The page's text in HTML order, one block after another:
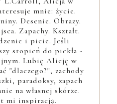
mnie: życie.
Desenie. Obrazy.
Zapachy. Kształt.
i picie. Jeśli
stopień do piekła -
Lubię Alicję w
"dlaczego?", zachody
paradoksy, zapach
na własnej skórze.
mi inspiracją.